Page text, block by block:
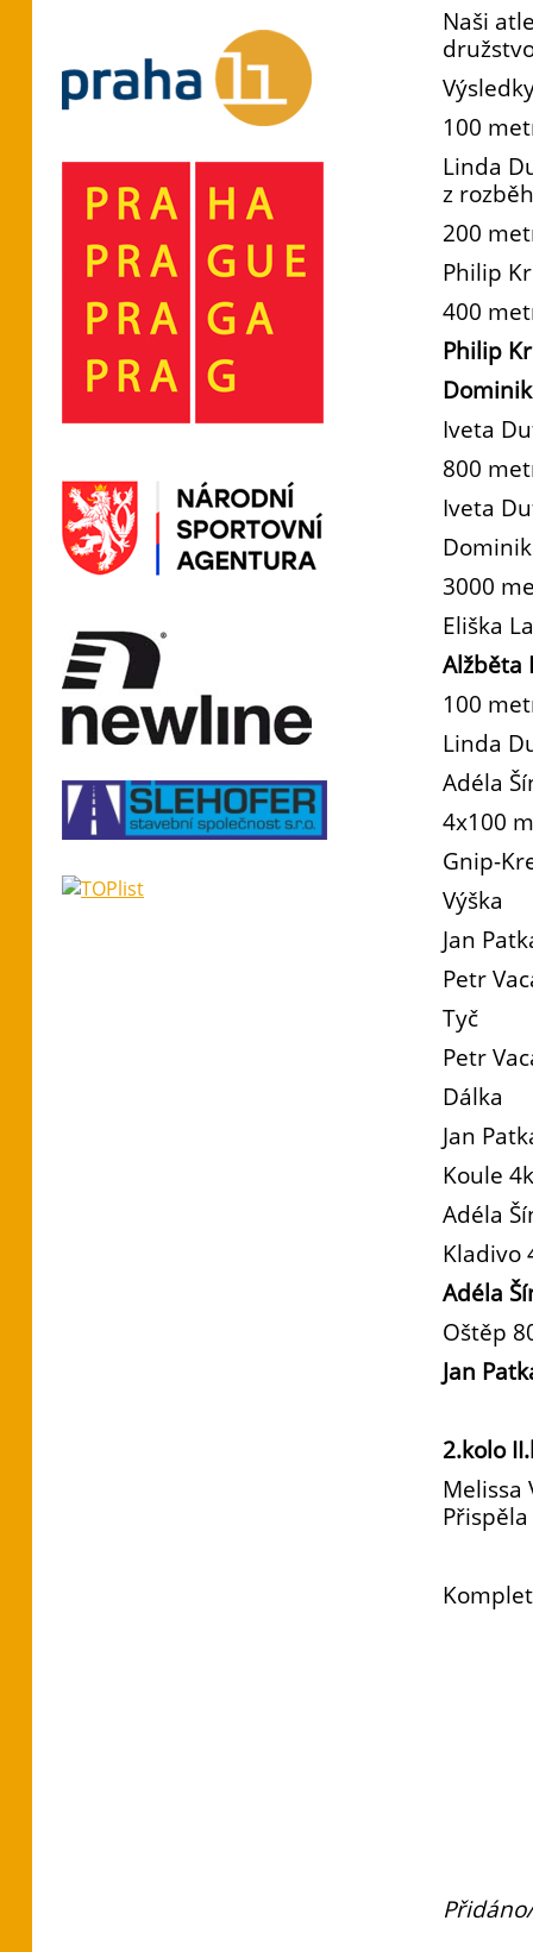
Naši
100
Linda
z
200
Philip
400
Philip
Iveta
800
Iveta
3000
Eliška
Alžběta
100
Linda
Adéla
4x100
Gnip-
Výška
Jan
Petr
Tyč
Petr
Dálka
Jan
Koule
Adéla
Kladivo
Adéla
Oštěp
Jan
2.kolo
Melissa